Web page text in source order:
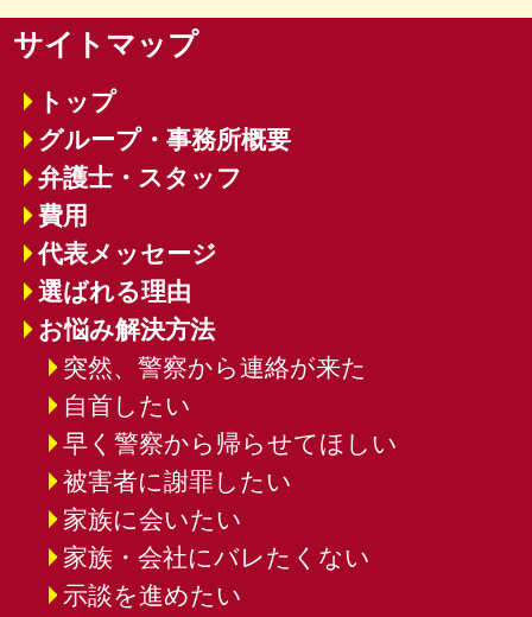
サイトマップ
トップ
グループ・事務所概要
弁護士・スタッフ
費用
代表メッセージ
選ばれる理由
お悩み解決方法
突然、警察から連絡が来た
自首したい
早く警察から帰らせてほしい
被害者に謝罪したい
家族に会いたい
家族・会社にバレたくない
示談を進めたい